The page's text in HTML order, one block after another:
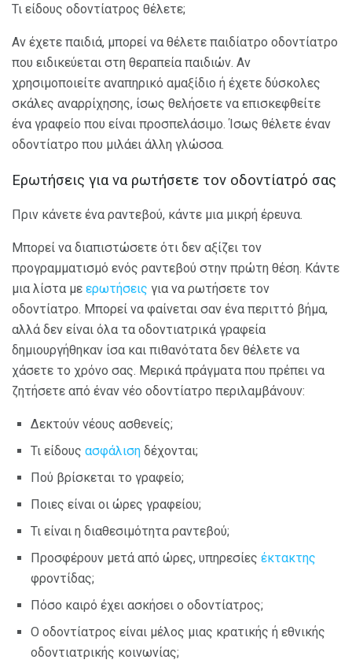
Τι είδους οδοντίατρος θέλετε;
Αν έχετε παιδιά, μπορεί να θέλετε παιδίατρο οδοντίατρο
που ειδικεύεται στη θεραπεία παιδιών. Αν
χρησιμοποιείτε αναπηρικό αμαξίδιο ή έχετε δύσκολες
σκάλες αναρρίχησης, ίσως θελήσετε να επισκεφθείτε
ένα γραφείο που είναι προσπελάσιμο. Ίσως θέλετε έναν
οδοντίατρο που μιλάει άλλη γλώσσα.
Ερωτήσεις για να ρωτήσετε τον οδοντίατρό σας
Πριν κάνετε ένα ραντεβού, κάντε μια μικρή έρευνα.
Μπορεί να διαπιστώσετε ότι δεν αξίζει τον
προγραμματισμό ενός ραντεβού στην πρώτη θέση. Κάντε
μια λίστα με ερωτήσεις για να ρωτήσετε τον
οδοντίατρο. Μπορεί να φαίνεται σαν ένα περιττό βήμα,
αλλά δεν είναι όλα τα οδοντιατρικά γραφεία
δημιουργήθηκαν ίσα και πιθανότατα δεν θέλετε να
χάσετε το χρόνο σας. Μερικά πράγματα που πρέπει να
ζητήσετε από έναν νέο οδοντίατρο περιλαμβάνουν:
Δεκτούν νέους ασθενείς;
Τι είδους ασφάλιση δέχονται;
Πού βρίσκεται το γραφείο;
Ποιες είναι οι ώρες γραφείου;
Τι είναι η διαθεσιμότητα ραντεβού;
Προσφέρουν μετά από ώρες, υπηρεσίες έκτακτης
φροντίδας;
Πόσο καιρό έχει ασκήσει ο οδοντίατρος;
Ο οδοντίατρος είναι μέλος μιας κρατικής ή εθνικής
οδοντιατρικής κοινωνίας;